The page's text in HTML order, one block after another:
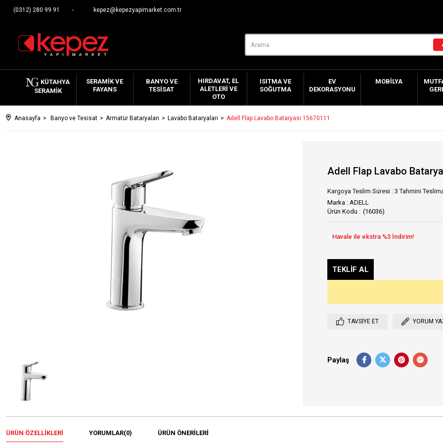
(0312) 280 99 91 kepez@kepezyapimarket.com.tr
KÜTAHYA
SERAMIK
SERAMIK VE
FAYANS
BANYO VE
TESISAT
HIRDAVAT, EL
ALETLERI VE
OTO
ISITMA VE
SOĞUTMA
EV
DEKORASYONU
MOBILYA
Anasayfa Banyo ve Tesisat Armatür Bataryaları Lavabo Bataryaları Adell Flap Lavabo Bataryası 15670111
Adell Flap Lavabo
Kargoya Teslim Süresi : 3 Tahmini
Marka : ADELL
(16036)
TAVSIYE ET YORUM
Paylaş
ÜRÜN ÖZELLIKLERI YORUMLAR(0) ÜRÜN ÖNERILERI